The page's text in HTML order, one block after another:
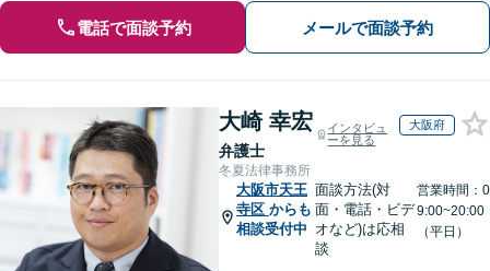
電話で面談予約 メールで面談予約
大崎 幸宏
弁護士
インタビュ
ーを見る
大阪府
冬夏法律事務所
大阪市天王
寺区 からも
相談受付中
面談方法(対
面・電話・ビデ
オなど)は応相
談
営業時間：0
9:00~20:00
（平日）